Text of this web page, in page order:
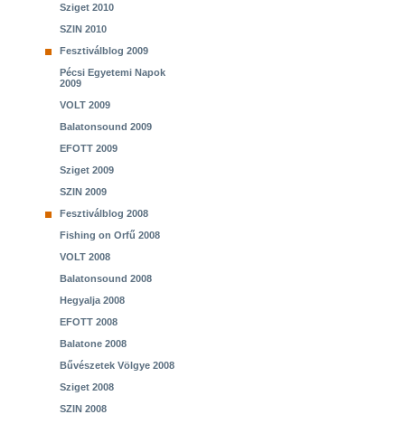
Sziget 2010
SZIN 2010
Fesztiválblog 2009
Pécsi Egyetemi Napok
2009
VOLT 2009
Balatonsound 2009
EFOTT 2009
Sziget 2009
SZIN 2009
Fesztiválblog 2008
Fishing on Orfű 2008
VOLT 2008
Balatonsound 2008
Hegyalja 2008
EFOTT 2008
Balatone 2008
Bűvészetek Völgye 2008
Sziget 2008
SZIN 2008